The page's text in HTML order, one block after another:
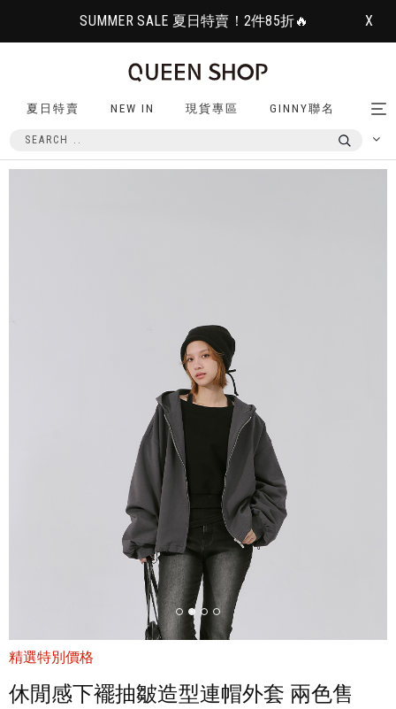
SUMMER SALE 夏日特賣！2件85折🔥 X
夏日特賣 NEW IN 現貨專區 GINNY聯名
精選特別價格
休閒感下襬抽皺造型連帽外套 兩色售